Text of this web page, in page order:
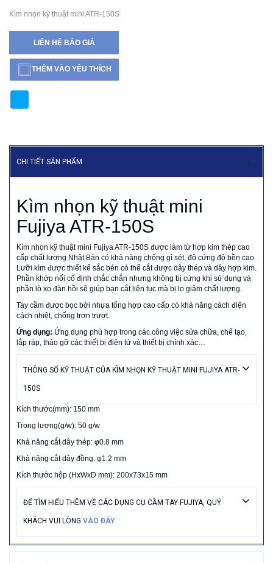
Kìm nhọn kỹ thuật mini ATR-150S
LIÊN HỆ BÁO GIÁ
THÊM VÀO YÊU THÍCH
CHI TIẾT SẢN PHẨM
Kìm nhọn kỹ thuật mini
Fujiya ATR-150S
Kìm nhọn kỹ thuật mini Fujiya ATR-150S được làm từ hợp kim thép cao
cấp chất lượng Nhật Bản có khả năng chống gỉ sét, độ cứng độ bền cao.
Lưỡi kìm được thiết kế sắc bén có thể cắt được dây thép và dây hợp kim.
Phần khớp nối cố định chắc chắn nhưng không bị cứng khi sử dụng và
phần lò xo đàn hồi sẽ giúp bạn cắt liên tục mà bị lo giảm chất lượng.
Tay cầm được bọc bởi nhựa tổng hợp cao cấp có khả năng cách điện
cách nhiệt, chống trơn trượt.
Ứng dụng: Ứng dụng phù hợp trong các công việc sửa chữa, chế tạo,
lắp ráp, tháo gỡ các thiết bị điện tử và thiết bị chính xác…
THÔNG SỐ KỸ THUẬT CỦA KÌM NHỌN KỸ THUẬT MINI FUJIYA ATR-
150S
Kích thước(mm): 150 mm
Trọng lượng(g/w): 50 g/w
Khả năng cắt dây thép: φ0.8 mm
Khả năng cắt dây đồng: φ1.2 mm
Kích thước hộp (HxWxD mm): 200x73x15 mm
ĐỂ TÌM HIỂU THÊM VỀ CÁC DỤNG CỤ CẦM TAY FUJIYA, QUÝ
KHÁCH VUI LÒNG VÀO ĐÂY